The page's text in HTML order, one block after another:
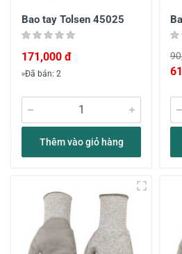
Bao tay Tolsen 45025
171,000 đ
Đã bán: 2
Thêm vào giỏ hàng